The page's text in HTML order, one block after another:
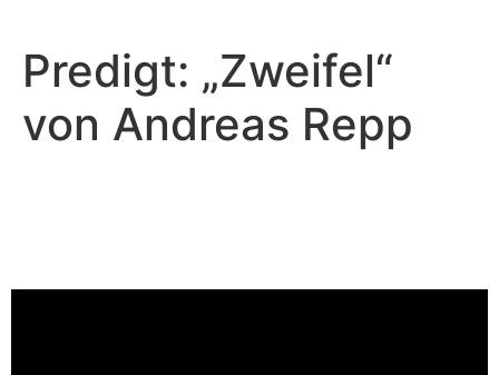
Predigt: „Zweifel“
von Andreas Repp
Video-Player